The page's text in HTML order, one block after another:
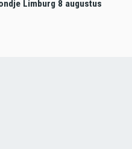
Limburg 8 augustus